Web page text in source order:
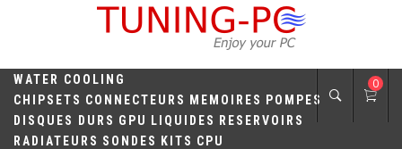
TUNING-PC
WATER COOLING
CHIPSETS CONNECTEURS MEMOIRES
POMPES
DISQUES DURS GPU LIQUIDES
RESERVOIRS
RADIATEURS SONDES KITS CPU
0